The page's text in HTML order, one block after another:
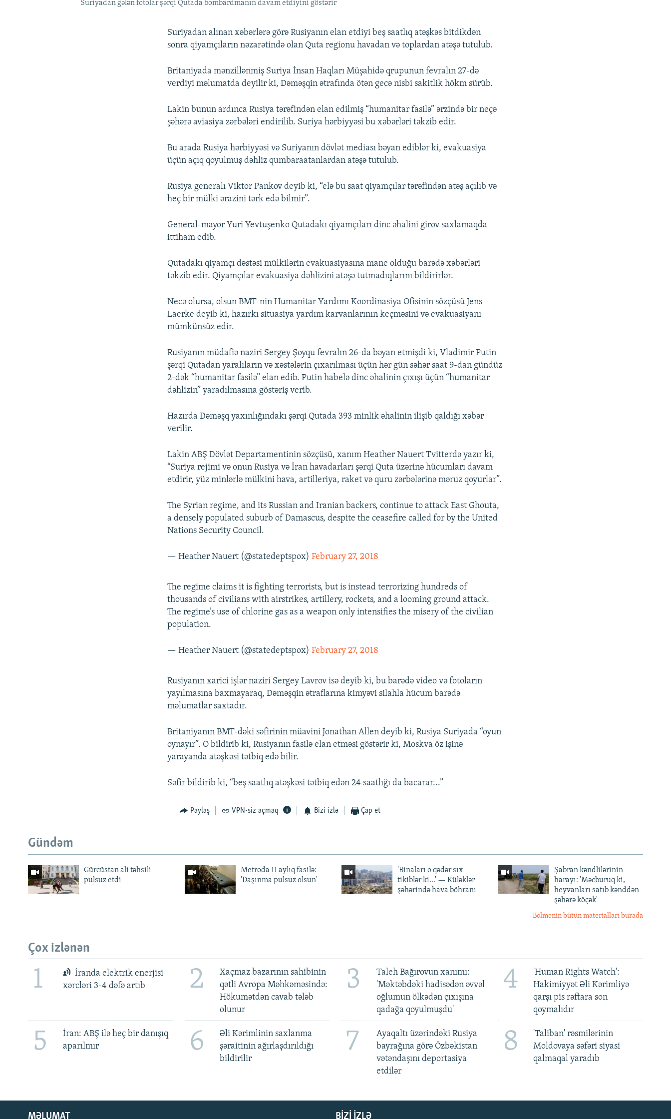
Suriyadan gələn fotolar şərqi Qutada bombardmanın davam etdiyini göstərir
Suriyadan alınan xəbərlərə görə Rusiyanın elan etdiyi beş saatlıq atəşkəs bitdikdən
sonra qiyamçıların nəzarətində olan Quta regionu havadan və toplardan atəşə tutulub.
Britaniyada mənzillənmiş Suriya İnsan Haqları Müşahidə qrupunun fevralın 27-də
verdiyi məlumatda deyilir ki, Dəməşqin ətrafında ötən gecə nisbi sakitlik hökm sürüb.
Lakin bunun ardınca Rusiya tərəfindən elan edilmiş “humanitar fasilə” ərzində bir neçə
şəhərə aviasiya zərbələri endirilib. Suriya hərbiyyəsi bu xəbərləri təkzib edir.
Bu arada Rusiya hərbiyyəsi və Suriyanın dövlət mediası bəyan ediblər ki, evakuasiya
üçün açıq qoyulmuş dəhliz qumbaraatanlardan atəşə tutulub.
Rusiya generalı Viktor Pankov deyib ki, “elə bu saat qiyamçılar tərəfindən atəş açılıb və
heç bir mülki ərazini tərk edə bilmir”.
General-mayor Yuri Yevtuşenko Qutadakı qiyamçıları dinc əhalini girov saxlamaqda
ittiham edib.
Qutadakı qiyamçı dəstəsi mülkilərin evakuasiyasına mane olduğu barədə xəbərləri
təkzib edir. Qiyamçılar evakuasiya dəhlizini atəşə tutmadıqlarını bildirirlər.
Necə olursa, olsun BMT-nin Humanitar Yardımı Koordinasiya Ofisinin sözçüsü Jens
Laerke deyib ki, hazırkı situasiya yardım karvanlarının keçməsini və evakuasiyanı
mümkünsüz edir.
Rusiyanın müdafiə naziri Sergey Şoyqu fevralın 26-da bəyan etmişdi ki, Vladimir Putin
şərqi Qutadan yaralıların və xəstələrin çıxarılması üçün hər gün səhər saat 9-dan gündüz
2-dək “humanitar fasilə” elan edib. Putin habelə dinc əhalinin çıxışı üçün “humanitar
dəhlizin” yaradılmasına göstəriş verib.
Hazırda Dəməşq yaxınlığındakı şərqi Qutada 393 minlik əhalinin ilişib qaldığı xəbər
verilir.
Lakin ABŞ Dövlət Departamentinin sözçüsü, xanım Heather Nauert Tvitterdə yazır ki,
“Suriya rejimi və onun Rusiya və İran havadarları şərqi Quta üzərinə hücumları davam
etdirir, yüz minlərlə mülkini hava, artilleriya, raket və quru zərbələrinə məruz qoyurlar”.
The Syrian regime, and its Russian and Iranian backers, continue to attack East Ghouta,
a densely populated suburb of Damascus, despite the ceasefire called for by the United
Nations Security Council.
— Heather Nauert (@statedeptspox)February 27, 2018
The regime claims it is fighting terrorists, but is instead terrorizing hundreds of
thousands of civilians with airstrikes, artillery, rockets, and a looming ground attack.
The regime’s use of chlorine gas as a weapon only intensifies the misery of the civilian
population.
— Heather Nauert (@statedeptspox)February 27, 2018
Rusiyanın xarici işlər naziri Sergey Lavrov isə deyib ki, bu barədə video və fotoların
yayılmasına baxmayaraq, Dəməşqin ətraflarına kimyəvi silahla hücum barədə
məlumatlar saxtadır.
Britaniyanın BMT-dəki səfirinin müavini Jonathan Allen deyib ki, Rusiya Suriyada “oyun
oynayır”. O bildirib ki, Rusiyanın fasilə elan etməsi göstərir ki, Moskva öz işinə
yarayanda atəşkəsi tətbiq edə bilir.
Səfir bildirib ki, “beş saatlıq atəşkəsi tətbiq edən 24 saatlığı da bacarar...”
Paylaş VPN-siz açmaq Bizi izlə Çap et
Gündəm
Gürcüstan ali təhsili
pulsuz etdi
Metroda 11 aylıq fasilə:
'Daşınma pulsuz olsun'
'Binaları o qədər sıx
tikiblər ki...' — Küləklər
şəhərində hava böhranı
Şabran kəndlilərinin
harayı: 'Məcburuq ki,
heyvanları satıb kənddən
şəhərə köçək'
Bölmənin bütün materialları burada
Çox izlənən
1
İranda elektrik enerjisi
xərcləri 3-4 dəfə artıb
2
Xaçmaz bazarının sahibinin
qətli Avropa Məhkəməsində:
Hökumətdən cavab tələb
olunur
3
Taleh Bağırovun xanımı:
'Məktəbdəki hadisədən əvvəl
oğlumun ölkədən çıxışına
qadağa qoyulmuşdu'
4
'Human Rights Watch':
Hakimiyyət Əli Kərimliyə
qarşı pis rəftara son
qoymalıdır
5
İran: ABŞ ilə heç bir danışıq
aparılmır
6
Əli Kərimlinin saxlanma
şəraitinin ağırlaşdırıldığı
bildirilir
7
Ayaqaltı üzərindəki Rusiya
bayrağına görə Özbəkistan
vətəndaşını deportasiya
etdilər
8
'Taliban' rəsmilərinin
Moldovaya səfəri siyasi
qalmaqal yaradıb
BIZI IZLƏ
MƏLUMAT